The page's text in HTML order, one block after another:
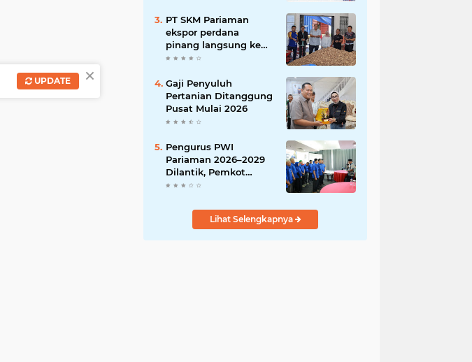
PT SKM Pariaman
ekspor perdana
pinang langsung ke
India
Gaji Penyuluh
Pertanian Ditanggung
Pusat Mulai 2026
Pengurus PWI
Pariaman 2026–2029
Dilantik, Pemkot
Tekankan Sinergi dan
Lihat Selengkapnya
×
UPDATE